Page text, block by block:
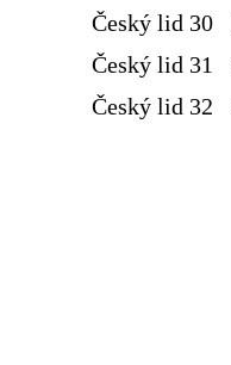
Český lid 30
Český lid 31
Český lid 32